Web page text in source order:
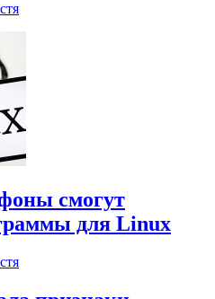
смогут
для Linux